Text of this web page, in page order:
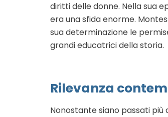
diritti delle donne. Nella sua
era una sfida enorme.
sua determinazione le
grandi educatrici della storia.
Rilevanza
Nonostante siano passati più